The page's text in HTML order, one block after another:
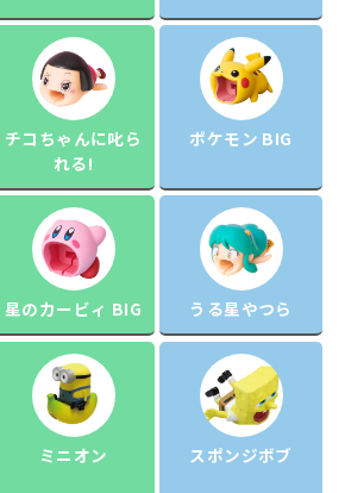
チコちゃんに叱ら
れる!
ポケモン BIG
星のカービィ BIG うる星やつら
ミニオン スポンジボブ